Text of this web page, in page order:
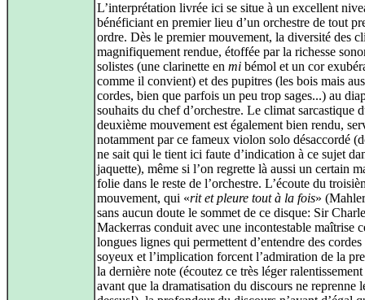
L’interprétation livrée ici se situe à un excellent
bénéficiant en premier lieu d’un orchestre de tout
ordre. Dès le premier mouvement, la diversité des
magnifiquement rendue, étoffée par la richesse
solistes (une clarinette en mi bémol et un cor
comme il convient) et des pupitres (les bois mais
cordes, bien que parfois un peu trop sages...) au
souhaits du chef d’orchestre. Le climat sarcastique
deuxième mouvement est également bien rendu,
notamment par ce fameux violon solo désaccordé
ne sait qui le tient ici faute d’indication à ce sujet
jaquette), même si l’on regrette là aussi un certain
folie dans le reste de l’orchestre. L’écoute du
mouvement, qui «rit et pleure tout à la fois»
sans aucun doute le sommet de ce disque: Sir
Mackerras conduit avec une incontestable maîtrise
longues lignes qui permettent d’entendre des
soyeux et l’implication forcent l’admiration de la
la dernière note (écoutez ce très léger ralentissement
avant que la dramatisation du discours ne reprenne